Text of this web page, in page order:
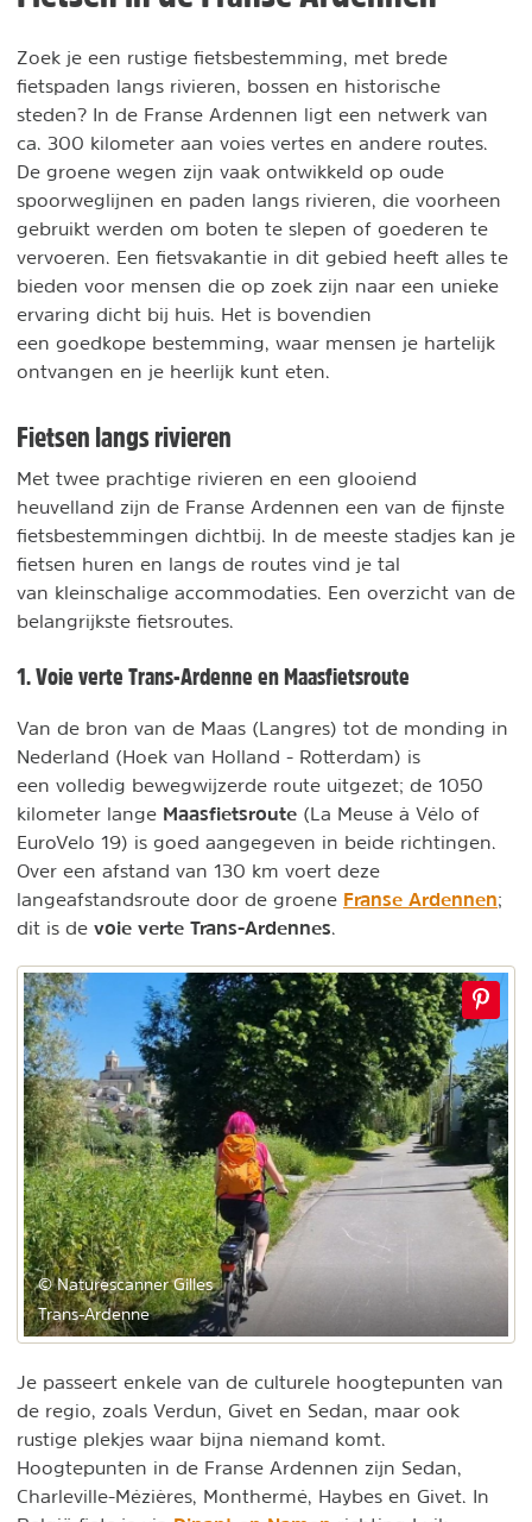
Zoek je een rustige fietsbestemming, met brede
fietspaden langs rivieren, bossen en historische
steden? In de Franse Ardennen ligt een netwerk van
ca. 300 kilometer aan voies vertes en andere routes.
De groene wegen zijn vaak ontwikkeld op oude
spoorweglijnen en paden langs rivieren, die voorheen
gebruikt werden om boten te slepen of goederen te
vervoeren. Een fietsvakantie in dit gebied heeft alles te
bieden voor mensen die op zoek zijn naar een unieke
ervaring dicht bij huis. Het is bovendien
een goedkope bestemming, waar mensen je hartelijk
ontvangen en je heerlijk kunt eten.
Fietsen langs rivieren
Met twee prachtige rivieren en een glooiend
heuvelland zijn de Franse Ardennen een van de fijnste
fietsbestemmingen dichtbij. In de meeste stadjes kan je
fietsen huren en langs de routes vind je tal
van kleinschalige accommodaties. Een overzicht van de
belangrijkste fietsroutes.
1. Voie verte Trans-Ardenne en Maasfietsroute
Van de bron van de Maas (Langres) tot de monding in
Nederland (Hoek van Holland - Rotterdam) is
een volledig bewegwijzerde route uitgezet; de 1050
kilometer lange Maasfietsroute (La Meuse à Vélo of
EuroVelo 19) is goed aangegeven in beide richtingen.
Over een afstand van 130 km voert deze
langeafstandsroute door de groene Franse Ardennen;
dit is de voie verte Trans-Ardennes
© Naturescanner Gilles
Trans-Ardenne
Je passeert enkele van de culturele hoogtepunten van
de regio, zoals Verdun, Givet en Sedan, maar ook
rustige plekjes waar bijna niemand komt.
Hoogtepunten in de Franse Ardennen zijn Sedan,
Charleville-Mézières, Monthermé, Haybes en Givet. In